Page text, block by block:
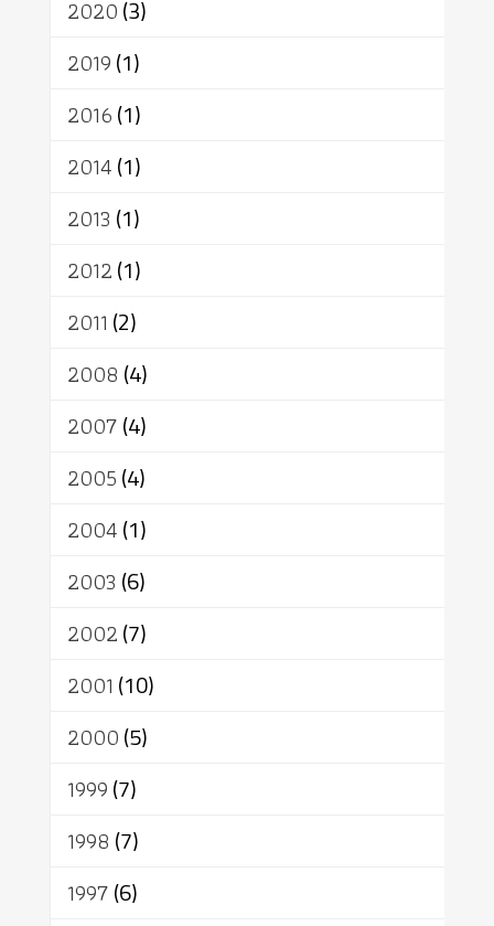
2020(3)
2019(1)
2016(1)
2014(1)
2013 (1)
2012(1)
2011 (2)
2008 (4)
2007(4)
2005(4)
2004(1)
2003 (6)
2002(7)
2001 (10)
2000(5)
1999(7)
1998 (7)
1997(6)